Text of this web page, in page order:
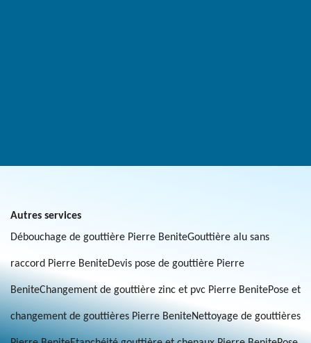
Autres services
Débouchage de gouttière Pierre BeniteGouttière alu sans
raccord Pierre BeniteDevis pose de gouttière Pierre
BeniteChangement de gouttière zinc et pvc Pierre BenitePose et
changement de gouttières Pierre BeniteNettoyage de gouttières